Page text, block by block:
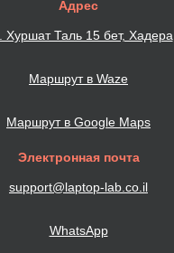
Адрес
Хуршат Таль 15 бет, Хадера
Маршрут в Waze
Маршрут в Google Maps
Электронная почта
support@laptop-lab.co.il
WhatsApp